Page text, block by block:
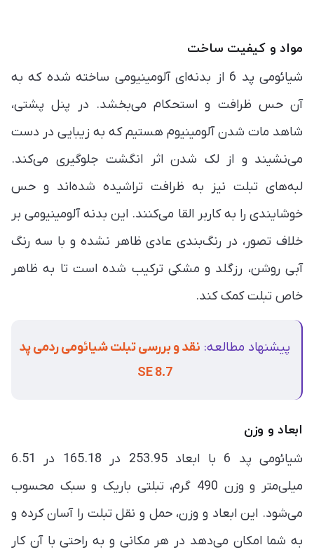
مواد و کیفیت ساخت
شیائومی پد 6 از بدنه‌ای آلومینیومی ساخته شده که به
آن حس ظرافت و استحکام می‌بخشد. در پنل پشتی،
شاهد مات شدن آلومینیوم هستیم که به زیبایی در دست
می‌نشیند و از لک شدن اثر انگشت جلوگیری می‌کند.
لبه‌های تبلت نیز به ظرافت تراشیده شده‌اند و حس
خوشایندی را به کاربر القا می‌کنند. این بدنه آلومینیومی بر
خلاف تصور، در رنگ‌بندی عادی ظاهر نشده و با سه رنگ
آبی روشن، رزگلد و مشکی ترکیب شده است تا به ظاهر
خاص تبلت کمک کند.
پیشنهاد مطالعه: نقد و بررسی تبلت شیائومی ردمی پد
SE 8.7
ابعاد و وزن
شیائومی پد 6 با ابعاد 253.95 در 165.18 در 6.51
میلی‌متر و وزن 490 گرم، تبلتی باریک و سبک محسوب
می‌شود. این ابعاد و وزن، حمل و نقل تبلت را آسان کرده و
به شما امکان می‌دهد در هر مکانی و به راحتی با آن کار